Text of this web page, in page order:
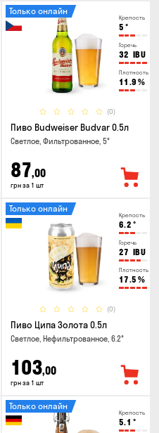
Крепость
5 °
Горечь
32 IBU
Плотность
11.9 %
(0)
Только онлайн
Пиво Budweiser Budvar 0.5л
Светлое, Фильтрованное, 5°
87,00
грн за 1 шт
Крепость
6.2 °
Горечь
27 IBU
Плотность
17.5 %
(0)
Только онлайн
Пиво Ципа Золота 0.5л
Светлое, Нефильтрованное, 6.2°
103,00
грн за 1 шт
Крепость
5.1 °
Только онлайн